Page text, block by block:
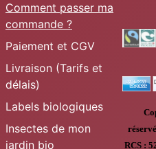
Comment passer ma
commande ?
Paiement et CGV
Livraison (Tarifs et
délais)
Labels biologiques
Insectes de mon
jardin bio
RCS :